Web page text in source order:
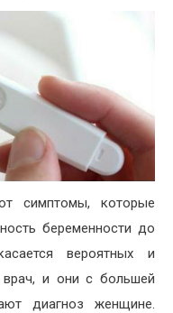
симптомы, которые
беременности до
вероятных и
врач, и они с большей
диагноз женщине.